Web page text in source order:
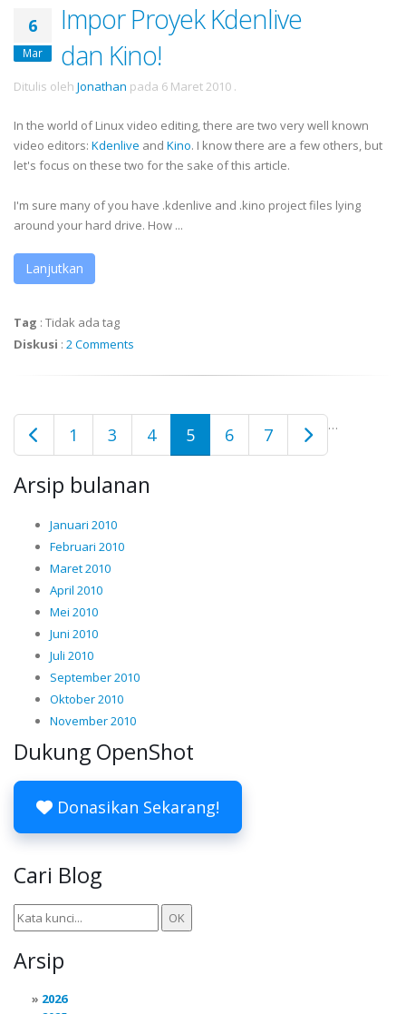
6
Mar
Impor Proyek Kdenlive
dan Kino!
Ditulis oleh Jonathan pada 6 Maret 2010 .
In the world of Linux video editing, there are two very well known
video editors: Kdenlive and Kino. I know there are a few others, but
let's focus on these two for the sake of this article.
I'm sure many of you have .kdenlive and .kino project files lying
around your hard drive. How ...
Lanjutkan
Tag : Tidak ada tag
Diskusi : 2 Comments
1 …
3 4 5 6 7
Arsip bulanan
Januari 2010
Februari 2010
Maret 2010
April 2010
Mei 2010
Juni 2010
Juli 2010
September 2010
Oktober 2010
November 2010
Dukung OpenShot
Donasikan Sekarang!
Cari Blog
Arsip
2026